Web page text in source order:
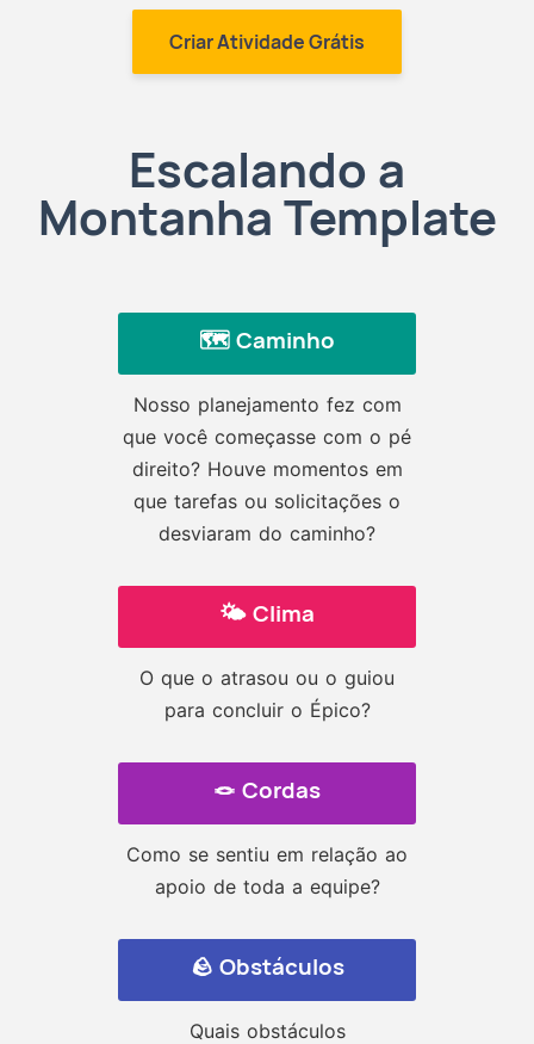
Criar Atividade Grátis
Escalando a
Montanha Template
🗺️ Caminho
Nosso planejamento fez com
que você começasse com o pé
direito? Houve momentos em
que tarefas ou solicitações o
desviaram do caminho?
🌤️ Clima
O que o atrasou ou o guiou
para concluir o Épico?
🪢 Cordas
Como se sentiu em relação ao
apoio de toda a equipe?
🪨 Obstáculos
Quais obstáculos